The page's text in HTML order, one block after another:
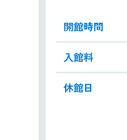
開館時間
入館料
休館日